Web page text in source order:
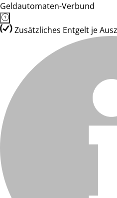
Geldautomaten-Verbund
Zusätzliches Entgelt je